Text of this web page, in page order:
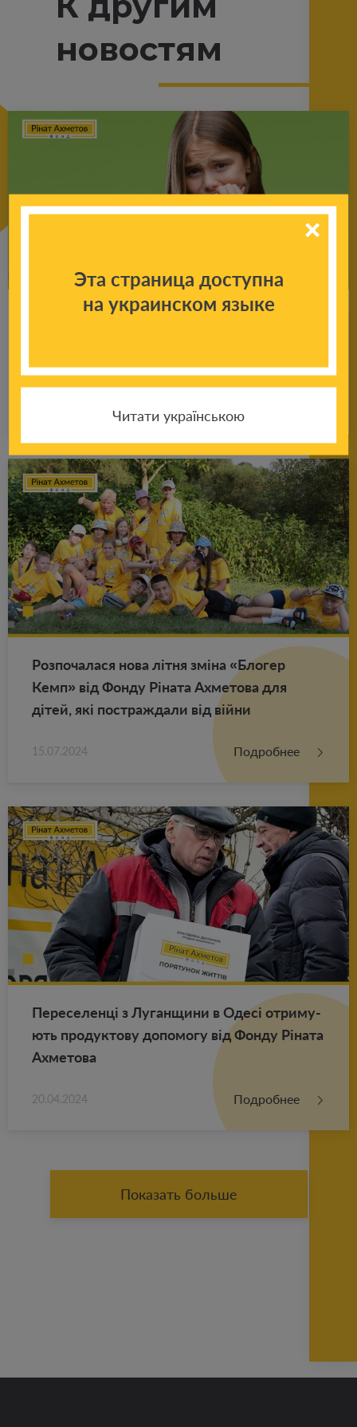
новостям
Со­ве­ты пси­хо­ло­га ро­ди­те­лям: что де­лать,
Роз­по­ча­ла­ся нова літня зміна «Бло­гер
Кемп» від Фонду Ріната Ах­ме­то­ва для
дітей, які по­ст­раж­да­ли від війни
15.07.2024 Подробнее
Пе­ре­се­ленці з Лу­ган­щи­ни в Одесі от­ри­му­
ють про­дук­то­ву до­по­мо­гу від Фонду Ріната
Ах­ме­то­ва
20.04.2024 Подробнее
Показать больше
Эта страница доступна
на украинском языке
Читати українською